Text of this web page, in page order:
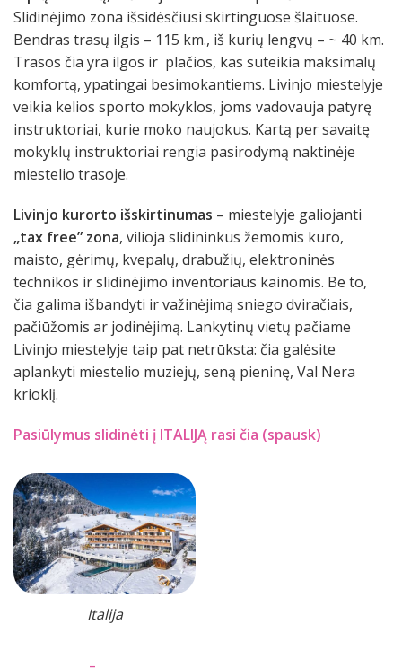
Slidinėjimo zona išsidėsčiusi skirtinguose šlaituose.
Bendras trasų ilgis – 115 km., iš kurių lengvų – ~ 40 km.
Trasos čia yra ilgos ir plačios, kas suteikia maksimalų
komfortą, ypatingai besimokantiems. Livinjo miestelyje
veikia kelios sporto mokyklos, joms vadovauja patyrę
instruktoriai, kurie moko naujokus. Kartą per savaitę
mokyklų instruktoriai rengia pasirodymą naktinėje
miestelio trasoje.
Livinjo kurorto išskirtinumas – miestelyje galiojanti
„tax free” zona, vilioja slidininkus žemomis kuro,
maisto, gėrimų, kvepalų, drabužių, elektroninės
technikos ir slidinėjimo inventoriaus kainomis. Be to,
čia galima išbandyti ir važinėjimą sniego dviračiais,
pačiūžomis ar jodinėjimą. Lankytinų vietų pačiame
Livinjo miestelyje taip pat netrūksta: čia galėsite
aplankyti miestelio muziejų, seną pieninę, Val Nera
krioklį.
Pasiūlymus slidinėti į ITALIJĄ rasi čia (spausk)
Italija